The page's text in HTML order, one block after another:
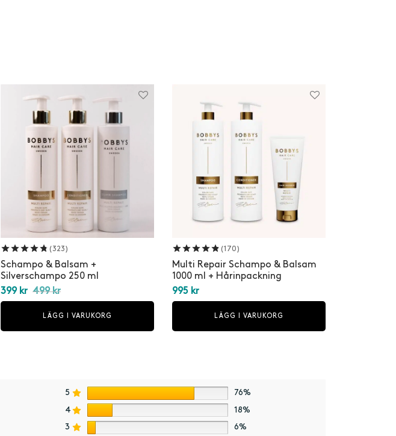
Betygsatt
(323)
Schampo & Balsam +
Silverschampo 250 ml
499kr
Det
ursprungliga
priset var:
399 kr Det
priset är:
LÄGG I VARUKORG
Betygsatt
(170)
Multi Repair Schampo & Balsam
1000 ml + Hårinpackning
995 kr
LÄGG I VARUKORG
5
76%
4
18%
3
6%